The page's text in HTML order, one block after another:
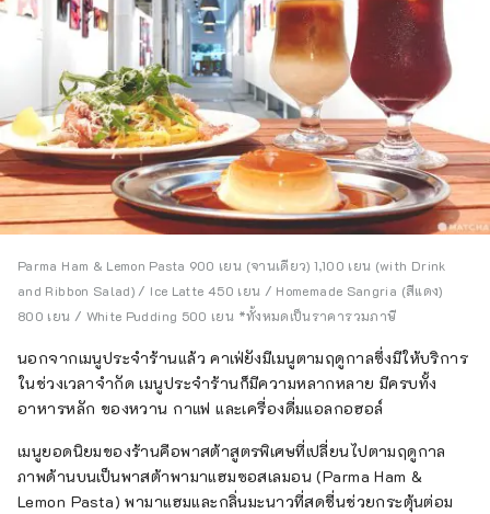
Parma Ham & Lemon Pasta 900 เยน (จานเดียว) 1,100 เยน (with Drink
and Ribbon Salad) / Ice Latte 450 เยน / Homemade Sangria (สีแดง)
800 เยน / White Pudding 500 เยน *ทั้งหมดเป็นราคารวมภาษี
นอกจากเมนูประจำร้านแล้ว คาเฟ่ยังมีเมนูตามฤดูกาลซึ่งมีให้บริการ
ในช่วงเวลาจำกัด เมนูประจำร้านก็มีความหลากหลาย มีครบทั้ง
อาหารหลัก ของหวาน กาแฟ และเครื่องดื่มแอลกอฮอล์
เมนูยอดนิยมของร้านคือพาสต้าสูตรพิเศษที่เปลี่ยนไปตามฤดูกาล
ภาพด้านบนเป็นพาสต้าพามาแฮมซอสเลมอน (Parma Ham &
Lemon Pasta) พามาแฮมและกลิ่นมะนาวที่สดชื่นช่วยกระตุ้นต่อม